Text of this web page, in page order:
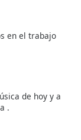
en el trabajo
de hoy y a
.